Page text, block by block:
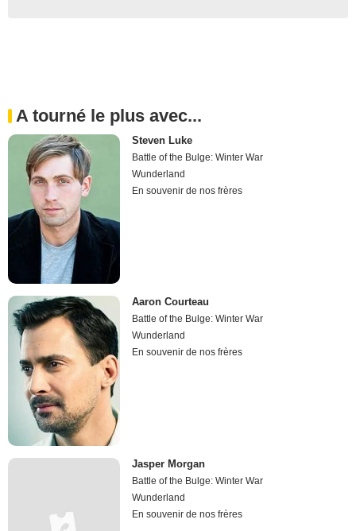
A tourné le plus avec...
Steven Luke
Battle of the Bulge: Winter War
Wunderland
En souvenir de nos frères
Aaron Courteau
Battle of the Bulge: Winter War
Wunderland
En souvenir de nos frères
Jasper Morgan
Battle of the Bulge: Winter War
Wunderland
En souvenir de nos frères